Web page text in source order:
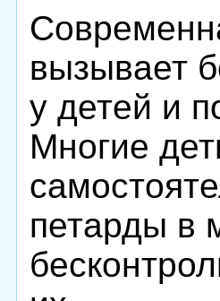
вызывает
у детей и
Многие
петарды в